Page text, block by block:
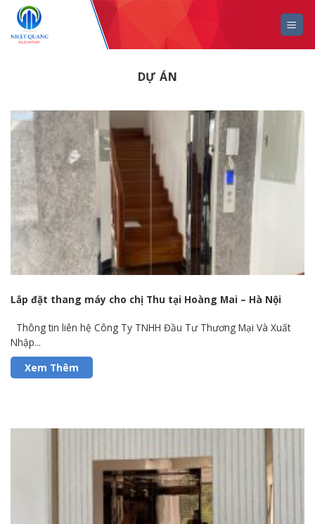
Skip
content
DỰ ÁN
Lắp đặt thang máy cho chị Thu tại Hoàng Mai – Hà Nội
Thông tin liên hệ Công Ty TNHH Đầu Tư Thương Mại Và Xuất
Nhập...